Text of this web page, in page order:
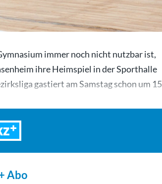
immer noch nicht nutzbar ist,
ihre Heimspiel in der Sporthalle
gastiert am Samstag schon um 15
Abo